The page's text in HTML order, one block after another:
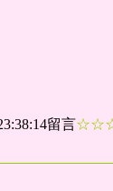
留言